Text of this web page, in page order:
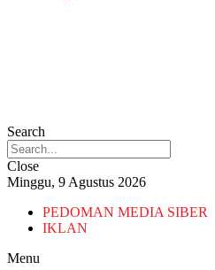
Search
Close
Minggu, 9 Agustus 2026
PEDOMAN MEDIA SIBER
IKLAN
Menu